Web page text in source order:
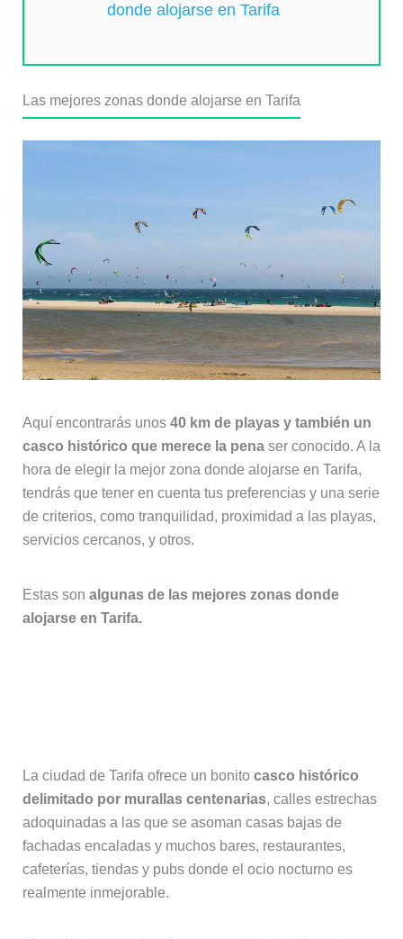
donde alojarse en Tarifa
Las mejores zonas donde alojarse en Tarifa
Aquí encontrarás unos 40 km de playas y también un
casco histórico que merece la penaser conocido. A la
hora de elegir la mejor zona donde alojarse en Tarifa,
tendrás que tener en cuenta tus preferencias y una serie
de criterios, como tranquilidad, proximidad a las playas,
servicios cercanos, y otros.
Estas son algunas de las mejores zonas donde
alojarse en Tarifa.
La ciudad de Tarifa ofrece un bonito casco histórico
delimitado por murallas centenarias, calles estrechas
adoquinadas a las que se asoman casas bajas de
fachadas encaladas y muchos bares, restaurantes,
cafeterías, tiendas y pubs donde el ocio nocturno es
realmente inmejorable.